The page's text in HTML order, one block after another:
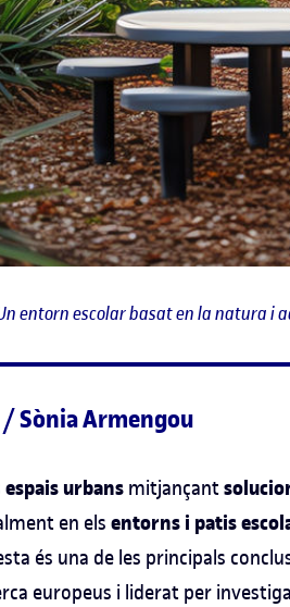
entorn escolar basat en la natura i
/ Sònia Armengou
espais urbans mitjançant
en els entorns i patis
és una de les principals
europeus i liderat per